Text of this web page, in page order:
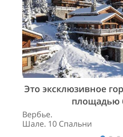
Это эксклюзивное
площадью
Вербье.
Шале. 10 Спальни